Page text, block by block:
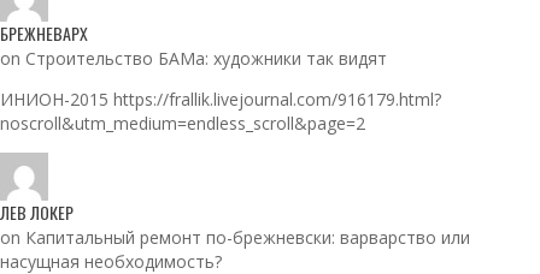
БРЕЖНЕВАРХ
on Строительство БАМа: художники так видят
ИНИОН-2015 https://frallik.livejournal.com/916179.html?
noscroll&utm_medium=endless_scroll&page=2
ЛЕВ ЛОКЕР
on Капитальный ремонт по-брежневски: варварство или
насущная необходимость?